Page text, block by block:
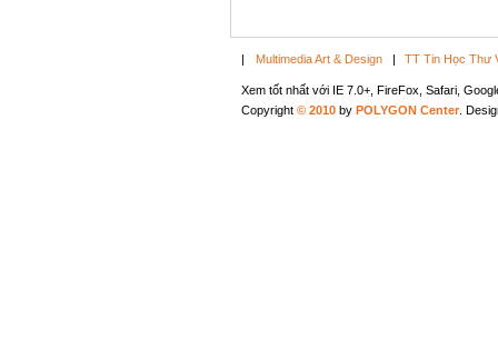
| Multimedia Art & Design | TT Tin Học Thư
Xem tốt nhất với IE 7.0+, FireFox, Safari,
Copyright © 2010 by POLYGON Center .